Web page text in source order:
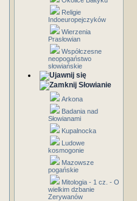
Religie
Indoeuropejczyków
Wierzenia
Prasłowian
Współczesne
neopogaństwo
słowiańskie
Słowianie
Arkona
Badania nad
Słowianami
Kupalnocka
Ludowe
kosmogonie
Mazowsze
pogańskie
Mitologia - 1 cz. - O
wielkim dzbanie
Zerywanów